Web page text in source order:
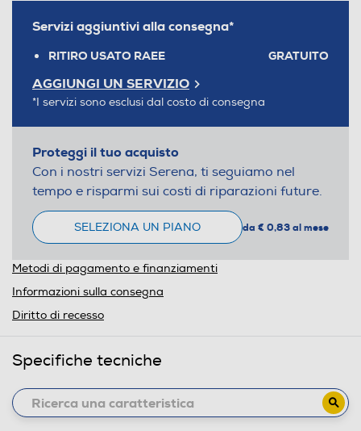
Servizi aggiuntivi alla consegna*
RITIRO USATO RAEE GRATUITO
AGGIUNGI UN SERVIZIO
*I servizi sono esclusi dal costo di consegna
Proteggi il tuo acquisto
Con i nostri servizi Serena, ti seguiamo nel
tempo e risparmi sui costi di riparazioni future.
SELEZIONA UN PIANO da € 0,83 al mese
Metodi di pagamento e finanziamenti
Informazioni sulla consegna
Diritto di recesso
Specifiche tecniche